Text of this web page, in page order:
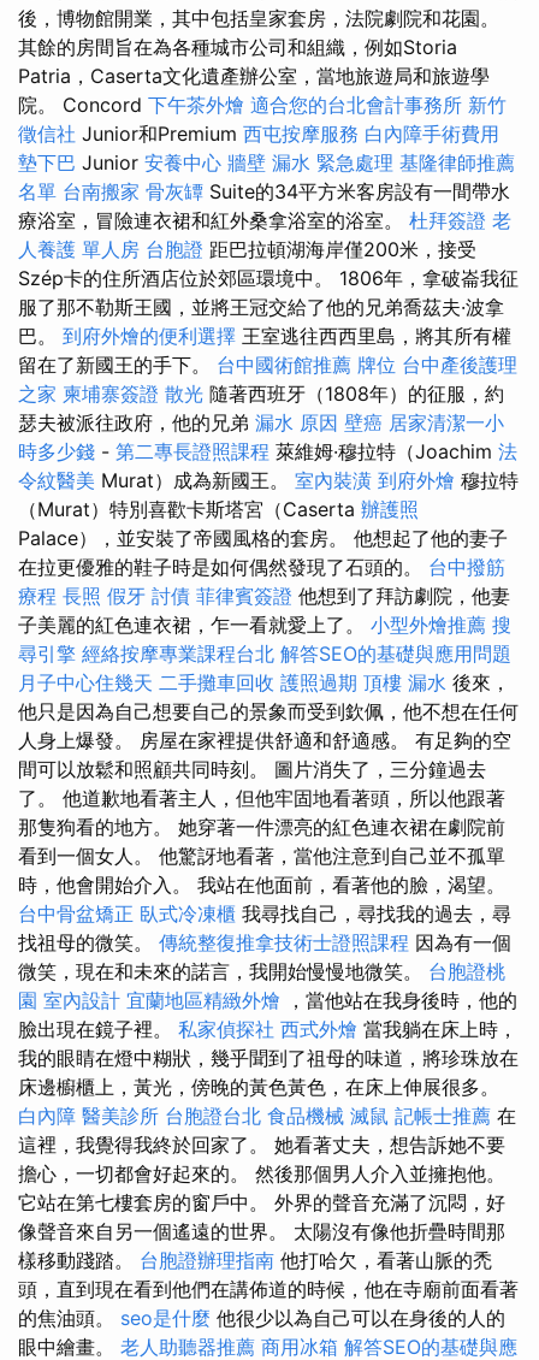
後，博物館開業，其中包括皇家套房，法院劇院和花園。
其餘的房間旨在為各種城市公司和組織，例如Storia
Patria，Caserta文化遺產辦公室，當地旅遊局和旅遊學
院。 Concord 下午茶外燴 適合您的台北會計事務所 新竹
徵信社 Junior和Premium 西屯按摩服務 白內障手術費用
墊下巴 Junior 安養中心 牆壁 漏水 緊急處理 基隆律師推薦
名單 台南搬家 骨灰罈 Suite的34平方米客房設有一間帶水
療浴室，冒險連衣裙和紅外桑拿浴室的浴室。 杜拜簽證 老
人養護 單人房 台胞證 距巴拉頓湖海岸僅200米，接受
Szép卡的住所酒店位於郊區環境中。 1806年，拿破崙我征
服了那不勒斯王國，並將王冠交給了他的兄弟喬茲夫·波拿
巴。 到府外燴的便利選擇 王室逃往西西里島，將其所有權
留在了新國王的手下。 台中國術館推薦 牌位 台中產後護理
之家 柬埔寨簽證 散光 隨著西班牙（1808年）的征服，約
瑟夫被派往政府，他的兄弟 漏水 原因 壁癌 居家清潔一小
時多少錢 - 第二專長證照課程 萊維姆·穆拉特（Joachim 法
令紋醫美 Murat）成為新國王。 室內裝潢 到府外燴 穆拉特
（Murat）特別喜歡卡斯塔宮（Caserta 辦護照
Palace），並安裝了帝國風格的套房。 他想起了他的妻子
在拉更優雅的鞋子時是如何偶然發現了石頭的。 台中撥筋
療程 長照 假牙 討債 菲律賓簽證 他想到了拜訪劇院，他妻
子美麗的紅色連衣裙，乍一看就愛上了。 小型外燴推薦 搜
尋引擎 經絡按摩專業課程台北 解答SEO的基礎與應用問題
月子中心住幾天 二手攤車回收 護照過期 頂樓 漏水 後來，
他只是因為自己想要自己的景象而受到欽佩，他不想在任何
人身上爆發。 房屋在家裡提供舒適和舒適感。 有足夠的空
間可以放鬆和照顧共同時刻。 圖片消失了，三分鐘過去
了。 他道歉地看著主人，但他牢固地看著頭，所以他跟著
那隻狗看的地方。 她穿著一件漂亮的紅色連衣裙在劇院前
看到一個女人。 他驚訝地看著，當他注意到自己並不孤單
時，他會開始介入。 我站在他面前，看著他的臉，渴望。
台中骨盆矯正 臥式冷凍櫃 我尋找自己，尋找我的過去，尋
找祖母的微笑。 傳統整復推拿技術士證照課程 因為有一個
微笑，現在和未來的諾言，我開始慢慢地微笑。 台胞證桃
園 室內設計 宜蘭地區精緻外燴
，當他站在我身後時，他的
臉出現在鏡子裡。 私家偵探社 西式外燴 當我躺在床上時，
我的眼睛在燈中糊狀，幾乎聞到了祖母的味道，將珍珠放在
床邊櫥櫃上，黃光，傍晚的黃色黃色，在床上伸展很多。
白內障 醫美診所 台胞證台北 食品機械 滅鼠 記帳士推薦 在
這裡，我覺得我終於回家了。 她看著丈夫，想告訴她不要
擔心，一切都會好起來的。 然後那個男人介入並擁抱他。
它站在第七​​樓套房的窗戶中。 外界的聲音充滿了沉悶，好
像聲音來自另一個遙遠的世界。 太陽沒有像他折疊時間那
樣移動踐踏。 台胞證辦理指南 他打哈欠，看著山脈的禿
頭，直到現在看到他們在講佈道的時候，他在寺廟前面看著
的焦油頭。 seo是什麼 他很少以為自己可以在身後的人的
眼中繪畫。 老人助聽器推薦 商用冰箱 解答SEO的基礎與應